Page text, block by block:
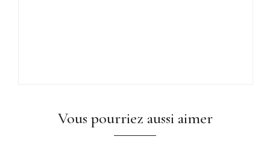
Vous pourriez aussi aimer